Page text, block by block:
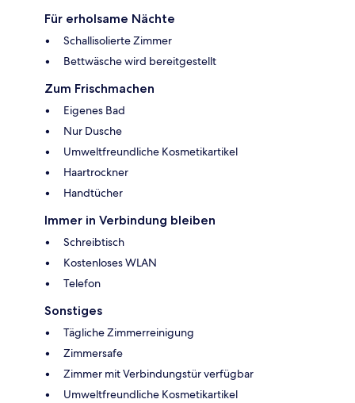
Für erholsame Nächte
Schallisolierte Zimmer
Bettwäsche wird bereitgestellt
Zum Frischmachen
Eigenes Bad
Nur Dusche
Umweltfreundliche Kosmetikartikel
Haartrockner
Handtücher
Immer in Verbindung bleiben
Schreibtisch
Kostenloses WLAN
Telefon
Sonstiges
Tägliche Zimmerreinigung
Zimmersafe
Zimmer mit Verbindungstür verfügbar
Umweltfreundliche Kosmetikartikel